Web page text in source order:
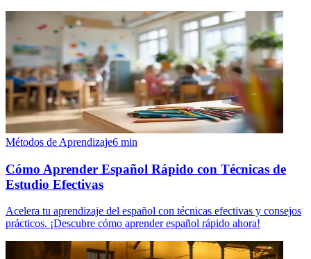
Métodos de Aprendizaje6 min
Cómo Aprender Español Rápido con Técnicas de
Estudio Efectivas
Acelera tu aprendizaje del español con técnicas efectivas y consejos
prácticos. ¡Descubre cómo aprender español rápido ahora!